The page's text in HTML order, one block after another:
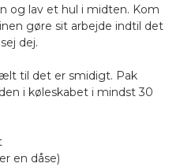
og lav et hul i midten. Kom
gøre sit arbejde indtil det
dej.
til det er smidigt. Pak
i køleskabet i mindst 30
en dåse)